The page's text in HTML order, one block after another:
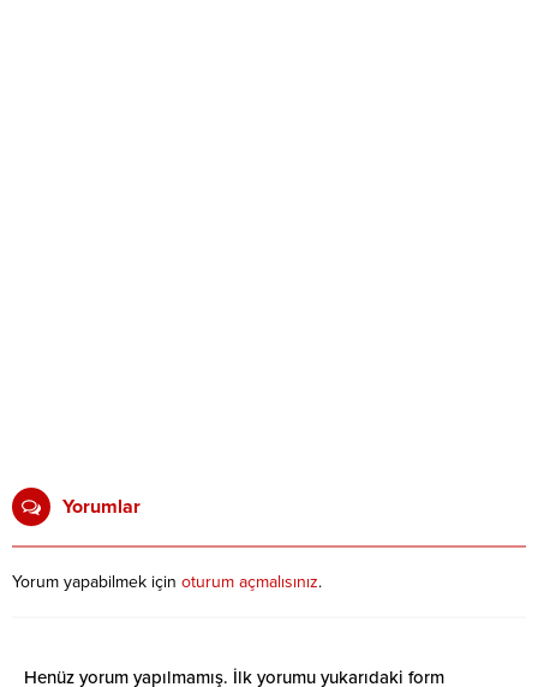
Yorumlar
Yorum yapabilmek için oturum açmalısınız.
Henüz yorum yapılmamış. İlk yorumu yukarıdaki form